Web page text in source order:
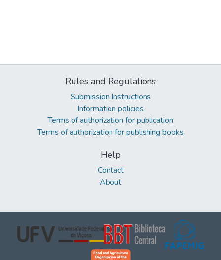
Rules and Regulations
Submission Instructions
Information policies
Terms of authorization for publication
Terms of authorization for publishing books
Help
Contact
About